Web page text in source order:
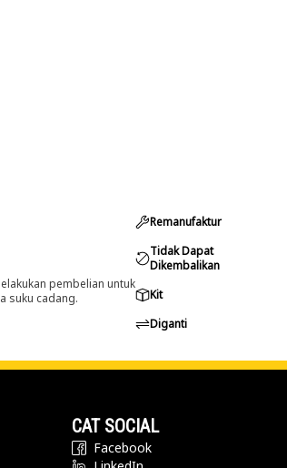
pembelian untuk
suku cadang.
Remanufaktur
Tidak Dapat
Dikembalikan
Kit
Diganti
CAT SOCIAL
Facebook